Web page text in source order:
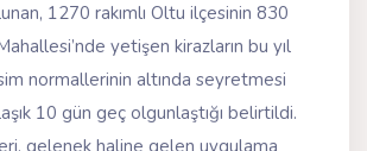
1270 rakımlı Oltu ilçesinin 830
yetişen kirazların bu yıl
normallerinin altında seyretmesi
10 gün geç olgunlaştığı belirtildi.